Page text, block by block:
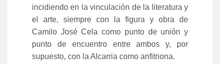
incidiendo en la vinculación de la literatura y
el arte, siempre con la figura y obra de
Camilo José Cela como punto de unión y
punto de encuentro entre ambos y, por
supuesto, con la Alcarria como anfitriona.